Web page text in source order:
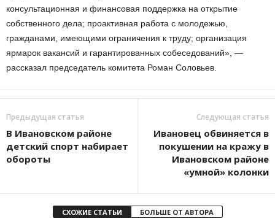
консультационная и финансовая поддержка на открытие
собственного дела; проактивная работа с молодежью,
гражданами, имеющими ограничения к труду; организация
ярмарок вакансий и гарантированных собеседований», —
рассказал председатель комитета Роман Соловьев.
Предыдущая статья
В Ивановском районе
детский спорт набирает
обороты
Следующая статья
Ивановец обвиняется в
покушении на кражу в
Ивановском районе
«умной» колонки
СХОЖИЕ СТАТЬИ БОЛЬШЕ ОТ АВТОРА